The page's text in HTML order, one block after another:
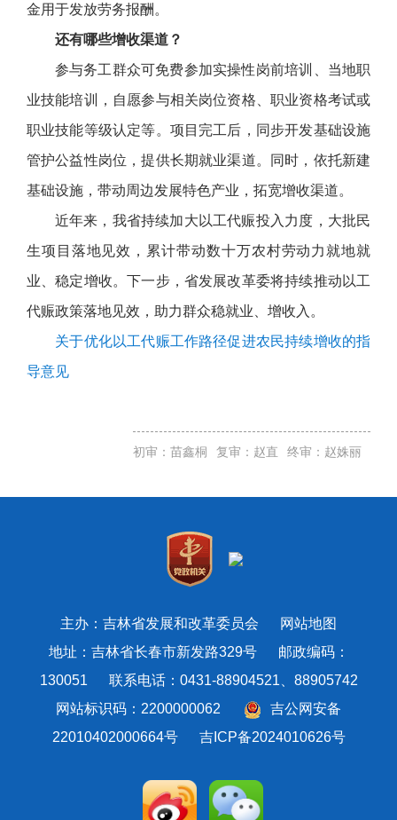
金用于发放劳务报酬。
还有哪些增收渠道？
参与务工群众可免费参加实操性岗前培训、当地职
业技能培训，自愿参与相关岗位资格、职业资格考试或
职业技能等级认定等。项目完工后，同步开发基础设施
管护公益性岗位，提供长期就业渠道。同时，依托新建
基础设施，带动周边发展特色产业，拓宽增收渠道。
近年来，我省持续加大以工代赈投入力度，大批民
生项目落地见效，累计带动数十万农村劳动力就地就
业、稳定增收。下一步，省发展改革委将持续推动以工
代赈政策落地见效，助力群众稳就业、增收入。
关于优化以工代赈工作路径促进农民持续增收的指
导意见
初审：苗鑫桐 复审：赵直 终审：赵姝丽
主办：吉林省发展和改革委员会
网站地图
地址：吉林省长春市新发路329号 邮政编码：
130051 联系电话：0431-88904521、88905742
网站标识码：2200000062
吉公网安备
22010402000664号
吉ICP备2024010626号